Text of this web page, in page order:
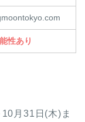
性あり
月31日(木)ま